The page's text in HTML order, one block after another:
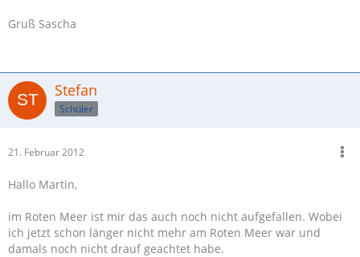
Gruß Sascha
Stefan
Schüler
21. Februar 2012
Hallo Martin,
im Roten Meer ist mir das auch noch nicht aufgefallen. Wobei
ich jetzt schon länger nicht mehr am Roten Meer war und
damals noch nicht drauf geachtet habe.